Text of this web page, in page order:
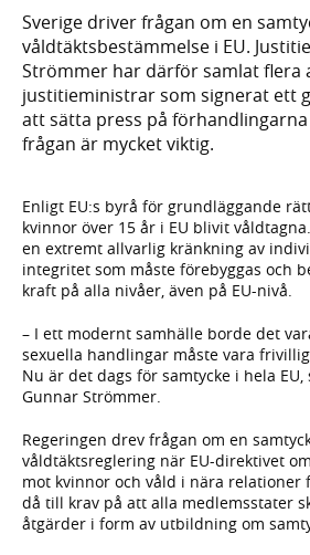
Sverige driver frågan om en
våldtäktsbestämmelse i EU.
Strömmer har därför samlat flera
justitieministrar som signerat ett
att sätta press på
frågan är mycket viktig.
Enligt EU:s byrå för grundläggande
kvinnor över 15 år i EU blivit
en extremt allvarlig kränkning av
integritet som måste förebyggas och
kraft på alla nivåer, även på EU-nivå.
– I ett modernt samhälle borde det
sexuella handlingar måste vara
Nu är det dags för samtycke i hela
Gunnar Strömmer.
Regeringen drev frågan om en
våldtäktsreglering när EU-direktivet
mot kvinnor och våld i nära relationer
då till krav på att alla medlemsstater
åtgärder i form av utbildning om